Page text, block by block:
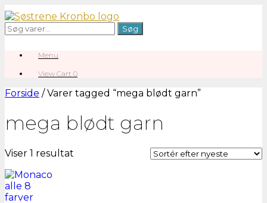
Gå
til
indhold
Søg
efter:
Søg
Menu
View
cart
View Cart 0
Forside / Varer tagged “mega blødt garn”
mega blødt garn
Viser 1 resultat